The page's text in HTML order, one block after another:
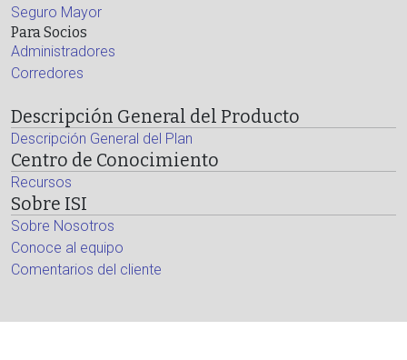
Seguro Mayor
Para Socios
Administradores
Corredores
Descripción General del Producto
Descripción General del Plan
Centro de Conocimiento
Recursos
Sobre ISI
Sobre Nosotros
Conoce al equipo
Comentarios del cliente